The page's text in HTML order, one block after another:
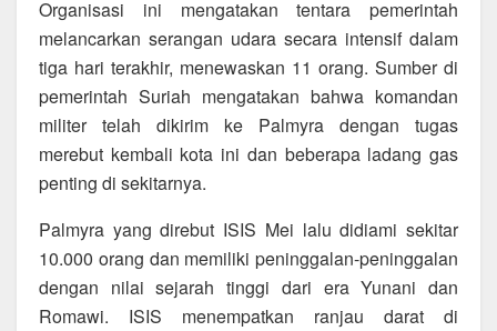
Organisasi ini mengatakan tentara pemerintah
melancarkan serangan udara secara intensif dalam
tiga hari terakhir, menewaskan 11 orang. Sumber di
pemerintah Suriah mengatakan bahwa komandan
militer telah dikirim ke Palmyra dengan tugas
merebut kembali kota ini dan beberapa ladang gas
penting di sekitarnya.
Palmyra yang direbut ISIS Mei lalu didiami sekitar
10.000 orang dan memiliki peninggalan-peninggalan
dengan nilai sejarah tinggi dari era Yunani dan
Romawi. ISIS menempatkan ranjau darat di